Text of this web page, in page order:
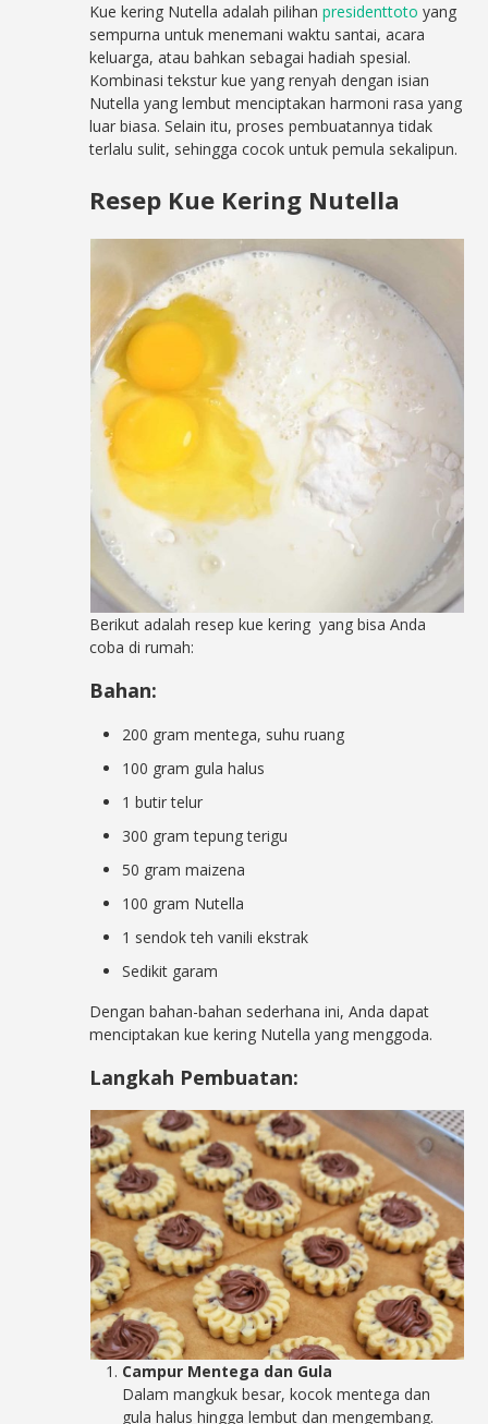
Kue kering Nutella adalah pilihanpresidenttoto yang
sempurna untuk menemani waktu santai, acara
keluarga, atau bahkan sebagai hadiah spesial.
Kombinasi tekstur kue yang renyah dengan isian
Nutella yang lembut menciptakan harmoni rasa yang
luar biasa. Selain itu, proses pembuatannya tidak
terlalu sulit, sehingga cocok untuk pemula sekalipun.
Resep Kue Kering Nutella
Berikut adalah resep kue kering yang bisa Anda
coba di rumah:
Bahan:
200 gram mentega, suhu ruang
100 gram gula halus
1 butir telur
300 gram tepung terigu
50 gram maizena
100 gram Nutella
1 sendok teh vanili ekstrak
Sedikit garam
Dengan bahan-bahan sederhana ini, Anda dapat
menciptakan kue kering Nutella yang menggoda.
Langkah Pembuatan:
Campur Mentega dan Gula
Dalam mangkuk besar, kocok mentega dan
gula halus hingga lembut dan mengembang.